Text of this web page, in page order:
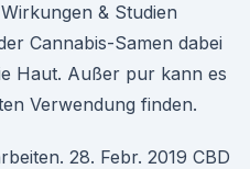
& Studien
Cannabis-Samen dabei
Haut. Außer pur kann es
Verwendung finden.
28. Febr. 2019 CBD